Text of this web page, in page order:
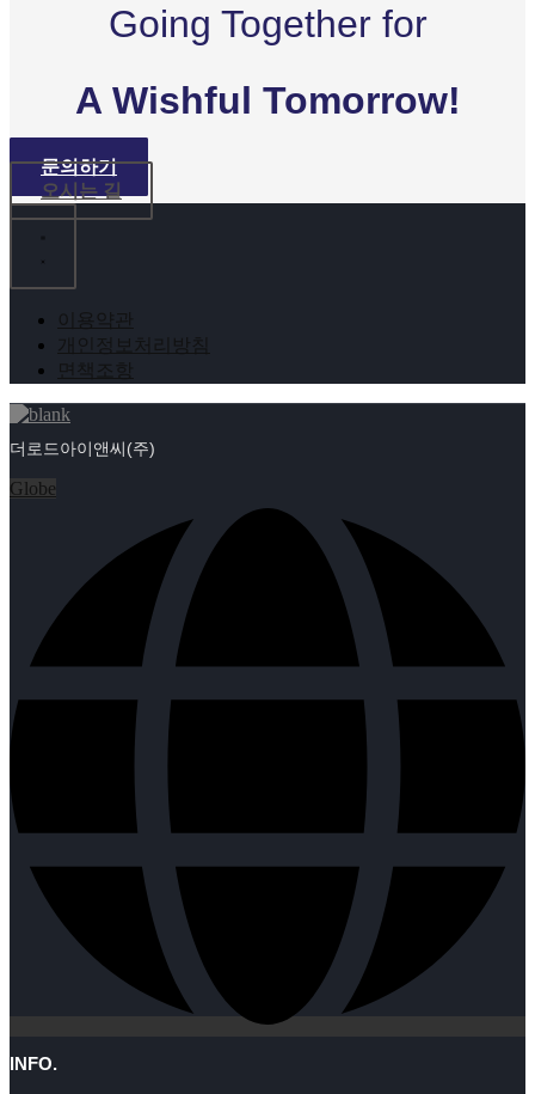
Going Together for
A Wishful Tomorrow!
문의하기
오시는 길
이용약관
개인정보처리방침
면책조항
더로드아이앤씨(주)
Globe
INFO.